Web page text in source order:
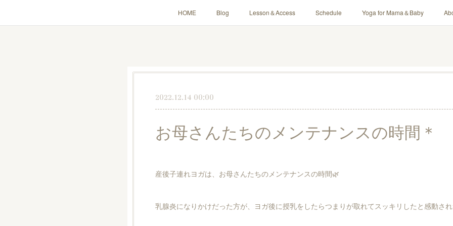
HOME Blog Lesson＆Access Schedule Yoga for Mama＆Baby
2022.12.14 00:00
お母さんたちのメンテナンスの時間＊
産後子連れヨガは、お母さんたちのメンテナンスの時間🌿
乳腺炎になりかけだった方が、ヨガ後に授乳をしたらつまりが取れてスッキリしたと感動され